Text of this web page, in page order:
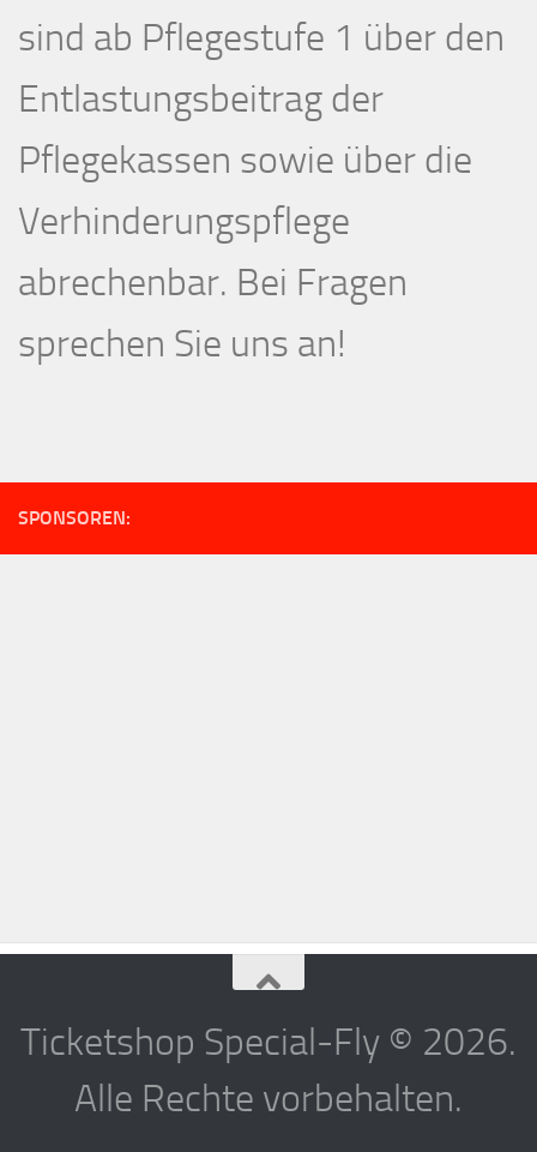
sind ab Pflegestufe 1 über den
Entlastungsbeitrag der
Pflegekassen sowie über die
Verhinderungspflege
abrechenbar. Bei Fragen
sprechen Sie uns an!
SPONSOREN:
Ticketshop Special-Fly © 2026.
Alle Rechte vorbehalten.